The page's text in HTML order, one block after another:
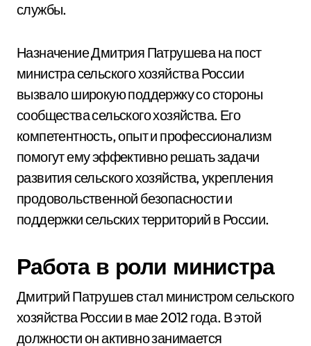
службы.
Назначение Дмитрия Патрушева на пост
министра сельского хозяйства России
вызвало широкую поддержку со стороны
сообщества сельского хозяйства. Его
компетентность, опыт и профессионализм
помогут ему эффективно решать задачи
развития сельского хозяйства, укрепления
продовольственной безопасности и
поддержки сельских территорий в России.
Работа в роли министра
Дмитрий Патрушев стал министром сельского
хозяйства России в мае 2012 года. В этой
должности он активно занимается